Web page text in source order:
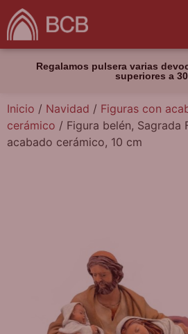
Regalamos pulsera varias
superiores a
Inicio / Navidad / Figuras con
cerámico / Figura belén, Sagrada
acabado cerámico, 10 cm